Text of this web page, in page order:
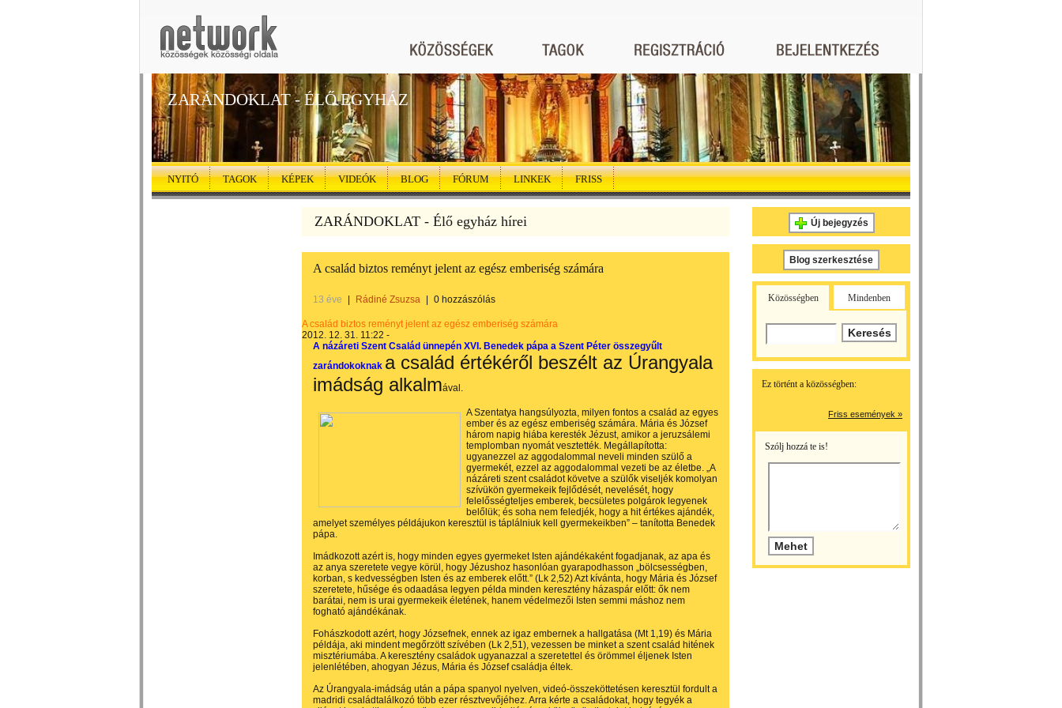
ZARÁNDOKLAT - ÉLŐ EGYHÁZ
NYITÓ TAGOK KÉPEK VIDEÓK BLOG FÓRUM LINKEK FRISS
ZARÁNDOKLAT - Élő egyház hírei
A család biztos reményt jelent az egész emberiség számára
13 éve Rádiné Zsuzsa 0 hozzászólás
A család biztos reményt jelent az egész emberiség számára
2012. 12. 31. 11:22 -
A názáreti Szent Család ünnepén XVI. Benedek pápa a Szent Péter összegyűlt
zarándokoknak a család értékéről beszélt az Úrangyala
imádság alkalmával.
A Szentatya hangsúlyozta, milyen fontos a család az egyes
ember és az egész emberiség számára. Mária és József
három napig hiába keresték Jézust, amikor a jeruzsálemi
templomban nyomát vesztették. Megállapította:
ugyanezzel az aggodalommal neveli minden szülő a
gyermekét, ezzel az aggodalommal vezeti be az életbe. „A
názáreti szent családot követve a szülők viseljék komolyan
szívükön gyermekeik fejlődését, nevelését, hogy
felelősségteljes emberek, becsületes polgárok legyenek
belőlük; és soha nem feledjék, hogy a hit értékes ajándék,
amelyet személyes példájukon keresztül is táplálniuk kell gyermekeikben” – tanította Benedek
pápa.
Imádkozott azért is, hogy minden egyes gyermeket Isten ajándékaként fogadjanak, az apa és
az anya szeretete vegye körül, hogy Jézushoz hasonlóan gyarapodhasson „bölcsességben,
korban, s kedvességben Isten és az emberek előtt.” (Lk 2,52) Azt kívánta, hogy Mária és József
szeretete, hűsége és odaadása legyen példa minden keresztény házaspár előtt: ők nem
barátai, nem is urai gyermekeik életének, hanem védelmezői Isten semmi máshoz nem
fogható ajándékának.
Fohászkodott azért, hogy Józsefnek, ennek az igaz embernek a hallgatása (Mt 1,19) és Mária
példája, aki mindent megőrzött szívében (Lk 2,51), vezessen be minket a szent család hitének
misztériumába. A keresztény családok ugyanazzal a szeretettel és örömmel éljenek Isten
jelenlétében, ahogyan Jézus, Mária és József családja éltek.
Az Úrangyala-imádság után a pápa spanyol nyelven, videó-összeköttetésen keresztül fordult a
madridi családtalálkozó több ezer résztvevőjéhez. Arra kérte a családokat, hogy tegyék a
Új bejegyzés
Blog szerkesztése
Közösségben Mindenben
Ez történt a közösségben:
Friss események »
Szólj hozzá te is!